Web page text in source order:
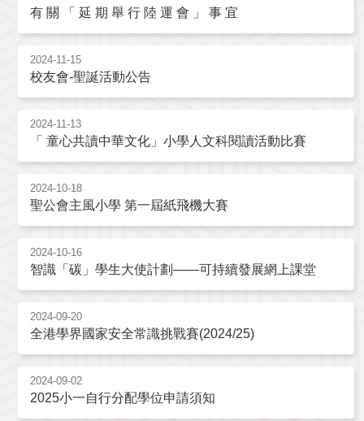
有 關 「 延 期 舉 行 陸 運 會 」 事 宜
2024-11-15
校友會-聖誕活動公告
2024-11-13
「 童心共讀中華文化」小學人文科閱讀活動比賽
2024-10-18
聖公會主風小學 第一屆紙飛機大賽
2024-10-16
智識「碳」學生大使計劃——可持續發展網上課堂
2024-09-20
全港學界國家安全常識挑戰賽(2024/25)
2024-09-02
2025小一自行分配學位申請須知